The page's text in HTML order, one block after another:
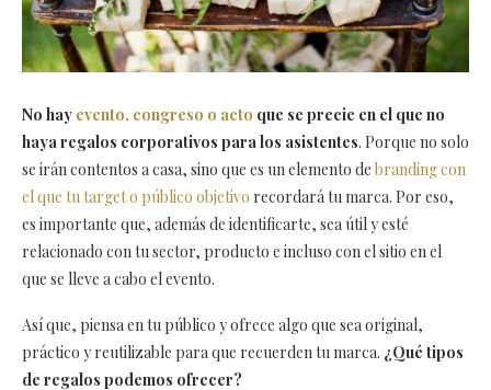
No hay evento, congreso o acto que se precie en el que no
haya regalos corporativos para los asistentes. Porque no solo
se irán contentos a casa, sino que es un elemento de branding con
el que tu target o público objetivo recordará tu marca. Por eso,
es importante que, además de identificarte, sea útil y esté
relacionado con tu sector, producto e incluso con el sitio en el
que se lleve a cabo el evento.
Así que, piensa en tu público y ofrece algo que sea original,
práctico y reutilizable para que recuerden tu marca. ¿Qué tipos
de regalos podemos ofrecer?